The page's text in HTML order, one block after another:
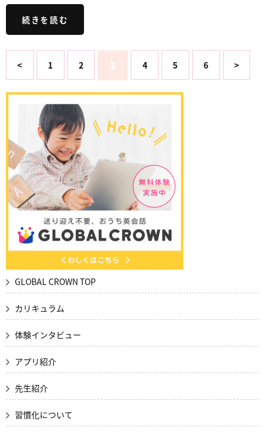
続きを読む
< 1 2 3 4 5 6 >
GLOBAL CROWN TOP
カリキュラム
体験インタビュー
アプリ紹介
先生紹介
習慣化について